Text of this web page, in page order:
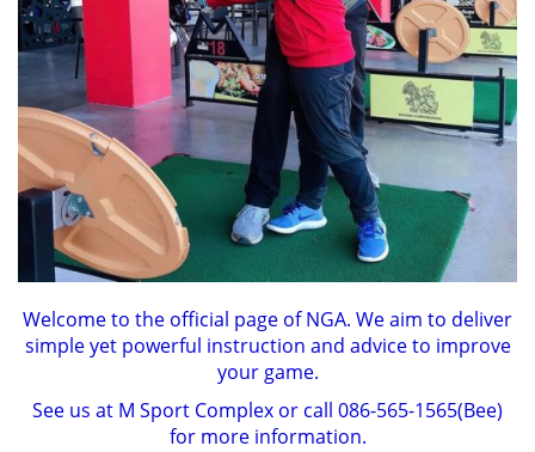
Welcome to the official page of NGA. We aim to deliver
simple yet powerful instruction and advice to improve
your game.
See us at M Sport Complex or call 086-565-1565(Bee)
for more information.